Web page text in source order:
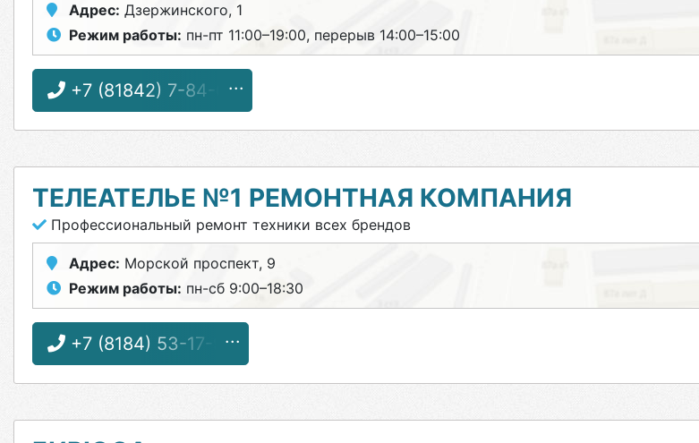
Адрес: Дзержинского, 1
Режим работы: пн-пт 11:00–19:00, перерыв 14:00–15:00
+7 (81842) 7-84-62
ТЕЛЕАТЕЛЬЕ №1 РЕМОНТНАЯ КОМПАНИЯ
Профессиональный ремонт техники всех брендов
Адрес: Морской проспект, 9
Режим работы: пн-сб 9:00–18:30
+7 (8184) 53-17-97